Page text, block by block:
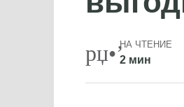
НА ЧТЕНИЕ
2 мин